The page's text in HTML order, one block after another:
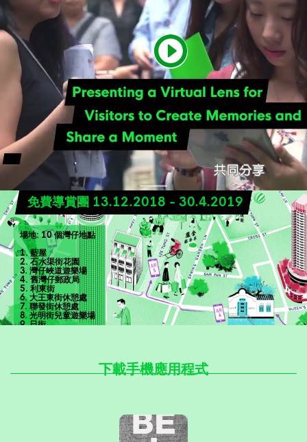
免費導賞團 13.12.2018 - 30.4.2019
場地: 10 個灣仔地點
1. 藍屋
2. 石水渠街花園
3. 灣仔峽道遊樂場
4. 舊灣仔郵政局
5. 利東街
6. 大王東街休憩處
7. 聯發街休憩處
8. 光明街兒童遊樂場
9. 日街
下載手機應用程式